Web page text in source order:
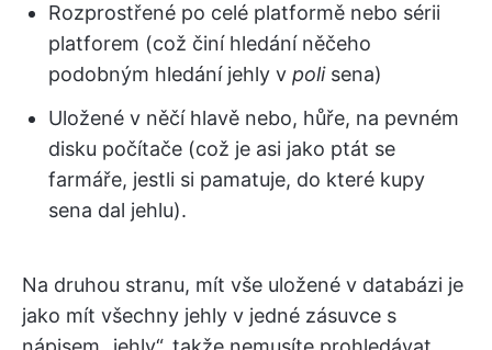
Rozprostřené po celé platformě nebo sérii
platforem (což činí hledání něčeho
podobným hledání jehly v polisena)
Uložené v něčí hlavě nebo, hůře, na pevném
disku počítače (což je asi jako ptát se
farmáře, jestli si pamatuje, do které kupy
sena dal jehlu).
Na druhou stranu, mít vše uložené v databázi je
jako mít všechny jehly v jedné zásuvce s